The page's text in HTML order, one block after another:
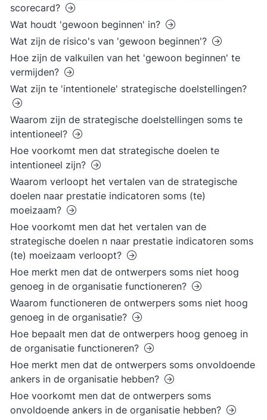
scorecard?
Wat houdt 'gewoon beginnen' in?
Wat zijn de risico's van 'gewoon beginnen'?
Hoe zijn de valkuilen van het 'gewoon beginnen' te
vermijden?
Wat zijn te 'intentionele' strategische doelstellingen?
Waarom zijn de strategische doelstellingen soms te
intentioneel?
Hoe voorkomt men dat strategische doelen te
intentioneel zijn?
Waarom verloopt het vertalen van de strategische
doelen naar prestatie indicatoren soms (te)
moeizaam?
Hoe voorkomt men dat het vertalen van de
strategische doelen n naar prestatie indicatoren soms
(te) moeizaam verloopt?
Hoe merkt men dat de ontwerpers soms niet hoog
genoeg in de organisatie functioneren?
Waarom functioneren de ontwerpers soms niet hoog
genoeg in de organisatie?
Hoe bepaalt men dat de ontwerpers hoog genoeg in
de organisatie functioneren?
Hoe merkt men dat de ontwerpers soms onvoldoende
ankers in de organisatie hebben?
Hoe voorkomt men dat de ontwerpers soms
onvoldoende ankers in de organisatie hebben?